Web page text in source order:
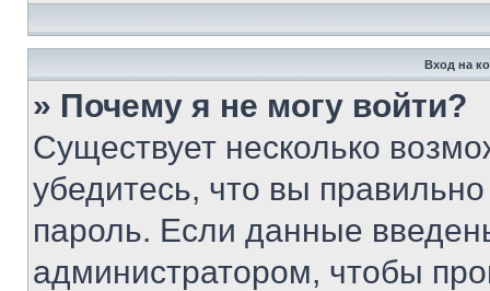
Вход на
» Почему я не могу войти?
Существует несколько
убедитесь, что вы
пароль. Если данные
администратором, чтобы